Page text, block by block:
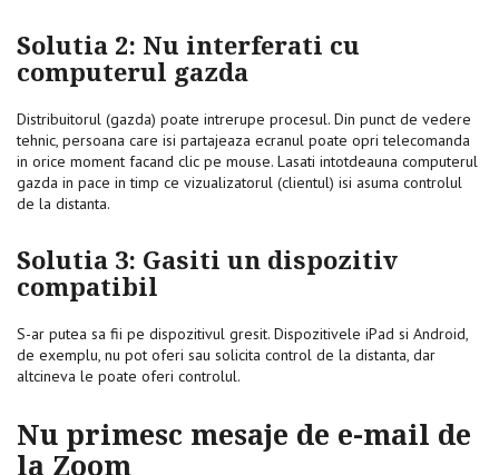
Solutia 2: Nu interferati cu
computerul gazda
Distribuitorul (gazda) poate intrerupe procesul. Din punct de vedere
tehnic, persoana care isi partajeaza ecranul poate opri telecomanda
in orice moment facand clic pe mouse. Lasati intotdeauna computerul
gazda in pace in timp ce vizualizatorul (clientul) isi asuma controlul
de la distanta.
Solutia 3: Gasiti un dispozitiv
compatibil
S-ar putea sa fii pe dispozitivul gresit. Dispozitivele iPad si Android,
de exemplu, nu pot oferi sau solicita control de la distanta, dar
altcineva le poate oferi controlul.
Nu primesc mesaje de e-mail de
la Zoom